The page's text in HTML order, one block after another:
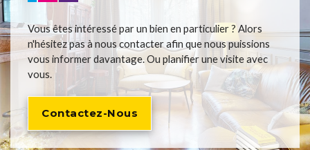
Vous êtes intéressé par un bien en particulier ? Alors
n'hésitez pas à nous contacter afin que nous puissions
vous informer davantage. Ou planifier une visite avec
vous.
Contactez-Nous